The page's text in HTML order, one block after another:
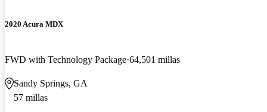
2020 Acura MDX
FWD with Technology Package 64,501 millas
Sandy Springs, GA
57 millas